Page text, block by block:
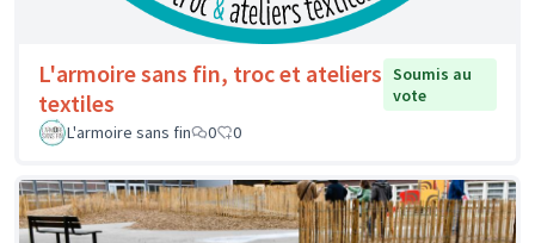
L'armoire sans fin, troc et ateliers
textiles
Soumis au
vote
L'armoire sans fin
0 0